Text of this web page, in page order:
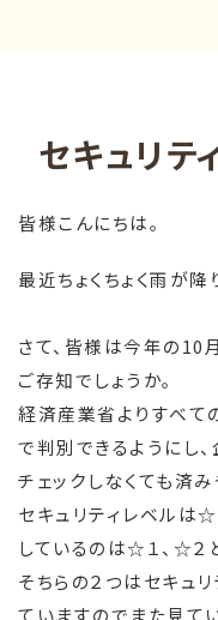
セキュリテ
皆様こんにちは。
最近ちょくちょく雨が降
さて、皆様は今年の10
ご存知でしょうか。
経済産業省よりすべて
で判別できるようにし
チェックしなくても済み
セキュリティレベルは
しているのは☆１、☆２
そちらの２つはセキュ
ていますのでまた見て